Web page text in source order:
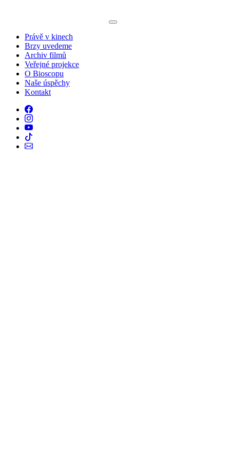
Právě v kinech
Brzy uvedeme
Archiv filmů
Veřejné projekce
O Bioscopu
Naše úspěchy
Kontakt